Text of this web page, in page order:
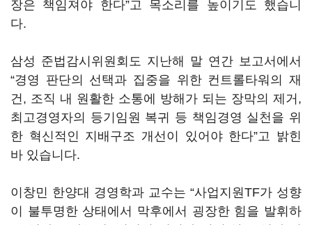
장은 책임져야 한다”고 목소리를 높이기도 했습니
다.
삼성 준법감시위원회도 지난해 말 연간 보고서에서
“경영 판단의 선택과 집중을 위한 컨트롤타워의 재
건, 조직 내 원활한 소통에 방해가 되는 장막의 제거 ,
최고경영자의 등기임원 복귀 등 책임경영 실천을 위
한 혁신적인 지배구조 개선이 있어야 한다”고 밝힌
바 있습니다.
이창민 한양대 경영학과 교수는 “사업지원TF가 성향
이 불투명한 상태에서 막후에서 굉장한 힘을 발휘하